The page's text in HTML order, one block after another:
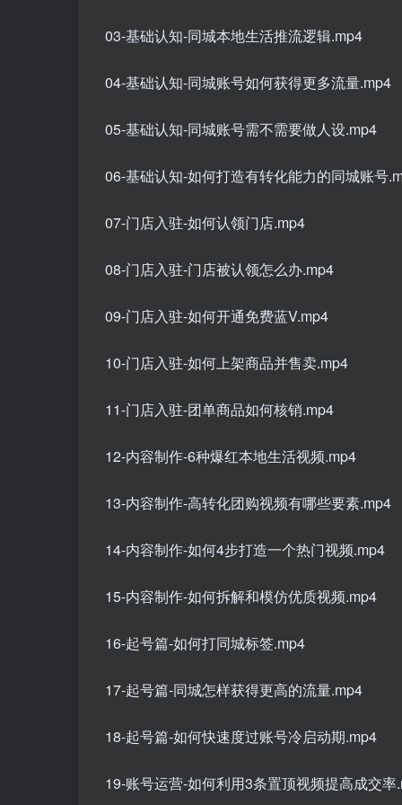
03-基础认知-同城本地生活推流逻辑.mp4
04-基础认知-同城账号如何获得更多流量.mp4
05-基础认知-同城账号需不需要做人设.mp4
06-基础认知-如何打造有转化能力的同城账号
07-门店入驻-如何认领门店.mp4
08-门店入驻-门店被认领怎么办.mp4
09-门店入驻-如何开通免费蓝V.mp4
10-门店入驻-如何上架商品并售卖.mp4
11-门店入驻-团单商品如何核销.mp4
12-内容制作-6种爆红本地生活视频.mp4
13-内容制作-高转化团购视频有哪些要素.mp4
14-内容制作-如何4步打造一个热门视频.mp4
15-内容制作-如何拆解和模仿优质视频.mp4
16-起号篇-如何打同城标签.mp4
17-起号篇-同城怎样获得更高的流量.mp4
18-起号篇-如何快速度过账号冷启动期.mp4
19-账号运营-如何利用3条置顶视频提高成交率